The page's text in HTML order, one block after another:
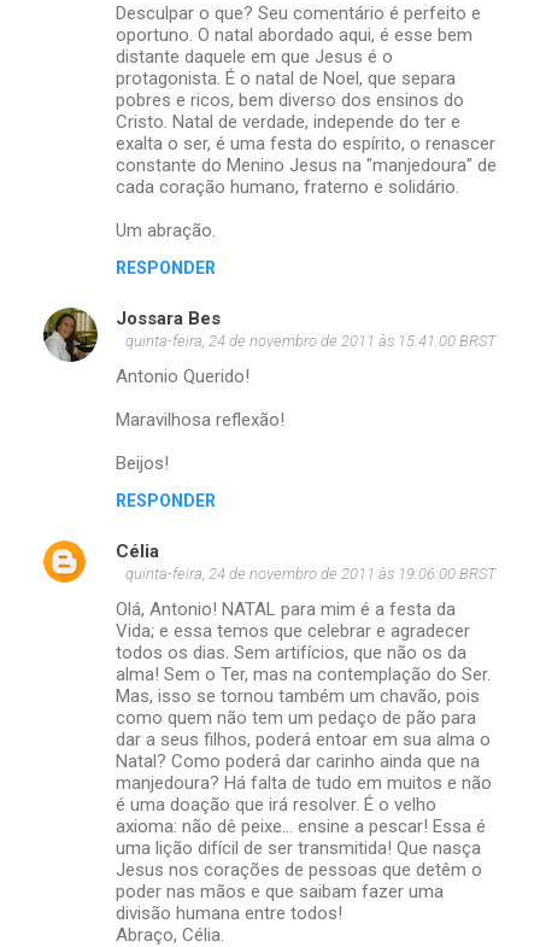
Desculpar o que? Seu comentário é perfeito e
oportuno. O natal abordado aqui, é esse bem
distante daquele em que Jesus é o
protagonista. É o natal de Noel, que separa
pobres e ricos, bem diverso dos ensinos do
Cristo. Natal de verdade, independe do ter e
exalta o ser, é uma festa do espírito, o renascer
constante do Menino Jesus na "manjedoura" de
cada coração humano, fraterno e solidário.
Um abração.
RESPONDER
Jossara Bes
quinta-feira, 24 de novembro de 2011 às 15:41:00 BRST
Antonio Querido!
Maravilhosa reflexão!
Beijos!
RESPONDER
Célia
quinta-feira, 24 de novembro de 2011 às 19:06:00 BRST
Olá, Antonio! NATAL para mim é a festa da
Vida; e essa temos que celebrar e agradecer
todos os dias. Sem artifícios, que não os da
alma! Sem o Ter, mas na contemplação do Ser.
Mas, isso se tornou também um chavão, pois
como quem não tem um pedaço de pão para
dar a seus filhos, poderá entoar em sua alma o
Natal? Como poderá dar carinho ainda que na
manjedoura? Há falta de tudo em muitos e não
é uma doação que irá resolver. É o velho
axioma: não dê peixe... ensine a pescar! Essa é
uma lição difícil de ser transmitida! Que nasça
Jesus nos corações de pessoas que detêm o
poder nas mãos e que saibam fazer uma
divisão humana entre todos!
Abraço, Célia.